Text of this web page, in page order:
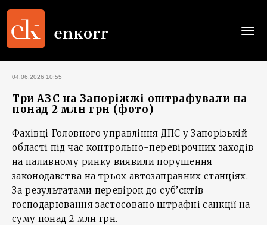
04.06.2026 10:55
Три АЗС на Запоріжжі оштрафували на
понад 2 млн грн (фото)
Фахівці Головного управління ДПС у Запорізькій
області під час контрольно-перевірочних заходів
на паливному ринку виявили порушення
законодавства на трьох автозаправних станціях.
За результатами перевірок до суб’єктів
господарювання застосовано штрафні санкції на
суму понад 2 млн грн.